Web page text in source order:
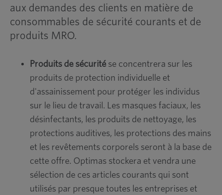
aux demandes des clients en matière de
consommables de sécurité courants et de
produits MRO.
Produits de sécuritése concentrera sur les
produits de protection individuelle et
d'assainissement pour protéger les individus
sur le lieu de travail. Les masques faciaux, les
désinfectants, les produits de nettoyage, les
protections auditives, les protections des mains
et les revêtements corporels seront à la base de
cette offre. Optimas stockera et vendra une
sélection de ces articles courants qui sont
utilisés par presque toutes les entreprises et